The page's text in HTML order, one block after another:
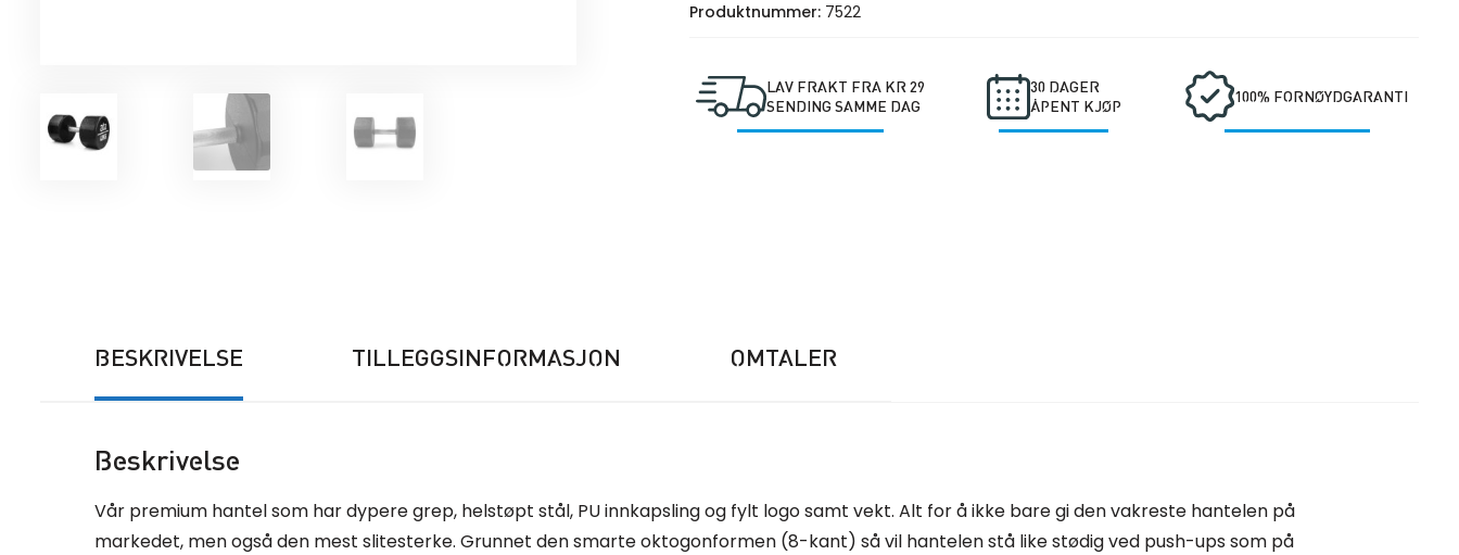
Produktnummer: 7522
LAV FRAKT FRA KR 29
SENDING SAMME DAG
30 DAGER
ÅPENT KJØP
100% FORNØYDGARANTI
BESKRIVELSE TILLEGGSINFORMASJON OMTALER
Beskrivelse
Vår premium hantel som har dypere grep, helstøpt stål, PU innkapsling og fylt logo samt vekt. Alt for å ikke bare gi den vakreste hantelen på
markedet, men også den mest slitesterke. Grunnet den smarte oktogonformen (8-kant) så vil hantelen stå like stødig ved push-ups som på